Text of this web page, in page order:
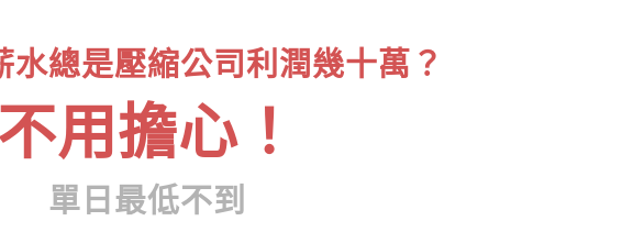
水總是壓縮公司利潤幾十萬？
不用擔心！
單日最低不到